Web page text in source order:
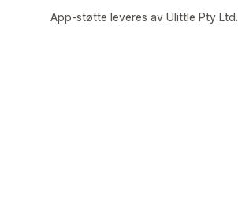
App-støtte leveres av Ulittle Pty Ltd.